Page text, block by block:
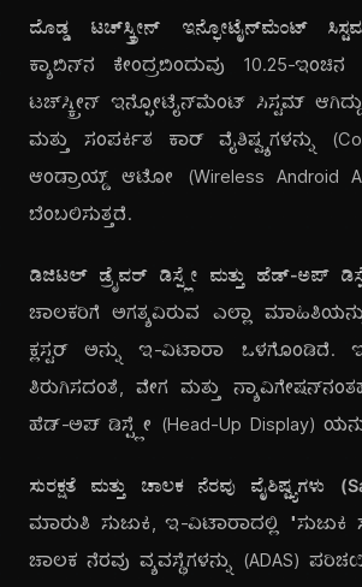
ದೊಡ್ಡ ಟಚ್‌ಸ್ಕ್ರೀನ್ ಇನ್ಫೋಟೈನ್‌ಮೆಂಟ್
ಕ್ಯಾಬಿನ್‌ನ ಕೇಂದ್ರಬಿಂದುವು 10.25-ಇಂಚಿನ
ಟಚ್‌ಸ್ಕ್ರೀನ್ ಇನ್ಫೋಟೈನ್‌ಮೆಂಟ್ ಸಿಸ್ಟಮ್
ಮತ್ತು ಸಂಪರ್ಕಿತ ಕಾರ್ ವೈಶಿಷ್ಟ್ಯಗಳನ್ನು
ಆಂಡ್ರಾಯ್ಡ್ ಆಟೋ (Wireless Android
ಬೆಂಬಲಿಸುತ್ತದೆ.
ಡಿಜಿಟಲ್ ಡ್ರೈವರ್ ಡಿಸ್ಪ್ಲೇ ಮತ್ತು ಹೆಡ್-ಅಪ್
ಚಾಲಕರಿಗೆ ಅಗತ್ಯವಿರುವ ಎಲ್ಲಾ
ಕ್ಲಸ್ಟರ್ ಅನ್ನು ಇ-ವಿಟಾರಾ
ತಿರುಗಿಸದಂತೆ, ವೇಗ ಮತ್ತು
ಹೆಡ್-ಅಪ್ ಡಿಸ್ಪ್ಲೇ (Head-Up Display)
ಸುರಕ್ಷತೆ ಮತ್ತು ಚಾಲಕ ನೆರವು
ಮಾರುತಿ ಸುಜುಕಿ, ಇ-ವಿಟಾರಾದಲ್ಲಿ "ಸುಜುಕಿ
ಚಾಲಕ ನೆರವು ವ್ಯವಸ್ಥೆಗಳನ್ನು (ADAS)